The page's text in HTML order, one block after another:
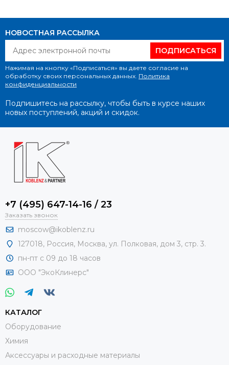
НОВОСТНАЯ РАССЫЛКА
ПОДПИСАТЬСЯ
Нажимая на кнопку «Подписаться» вы даете согласие на
обработку своих персональных данных. Политика
конфиденциальности
Подпишитесь на рассылку, чтобы быть в курсе наших
новых поступлений, акций и скидок.
+7 (495) 647-14-16 / 23
Заказать звонок
moscow@ikoblenz.ru
127018, Россия, Москва, ул. Полковая, дом 3, стр. 3.
пн-пт с 09 до 18 часов
ООО "ЭкоКлинерс"
КАТАЛОГ
Оборудование
Химия
Аксессуары и расходные материалы